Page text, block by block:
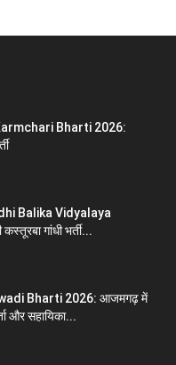
Bharti 2026:
Balika Vidyalaya
गांधी भर्ती...
Bharti 2026: आजमगढ़ में
और सहायिका...